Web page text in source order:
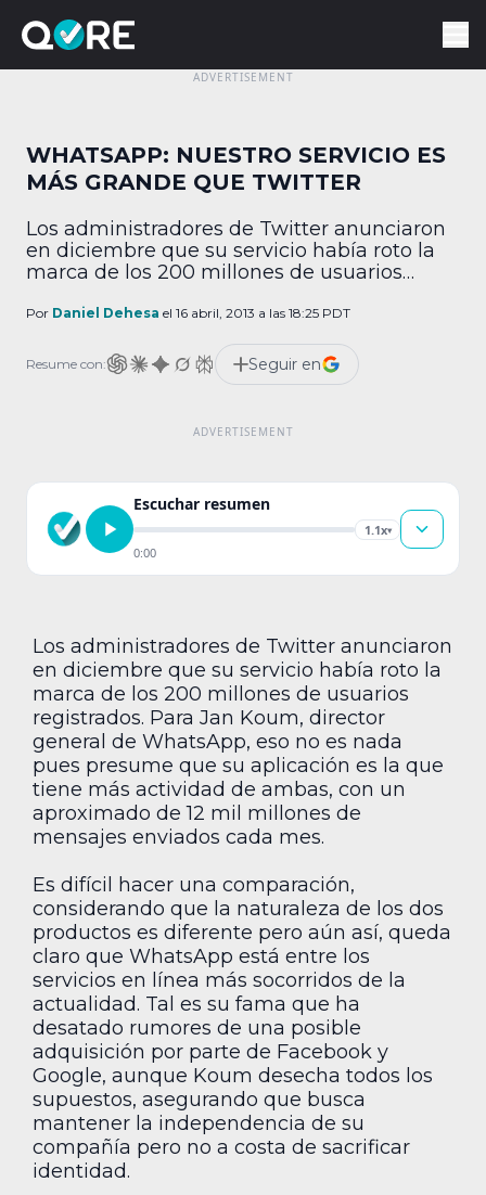
WHATSAPP: NUESTRO SERVICIO ES
MÁS GRANDE QUE TWITTER
Los administradores de Twitter anunciaron
en diciembre que su servicio había roto la
marca de los 200 millones de usuarios
de WhatsApp, eso no es nada pues
más actividad de ambas, con un
aproximado de 12 mil millones de mensajes
Por Daniel Dehesa el 16 abril, 2013 a las 18:25 PDT
Resume con: Seguir en
Escuchar resumen
1.1x▾
0:00
Los administradores de Twitter anunciaron
en diciembre que su servicio había roto la
marca de los 200 millones de usuarios
registrados. Para Jan Koum, director
general de WhatsApp, eso no es nada
pues presume que su aplicación es la que
tiene más actividad de ambas, con un
aproximado de 12 mil millones de
mensajes enviados cada mes.
Es difícil hacer una comparación,
considerando que la naturaleza de los dos
productos es diferente pero aún así, queda
claro que WhatsApp está entre los
servicios en línea más socorridos de la
actualidad. Tal es su fama que ha
desatado rumores de una posible
adquisición por parte de Facebook y
Google, aunque Koum desecha todos los
supuestos, asegurando que busca
mantener la independencia de su
compañía pero no a costa de sacrificar
identidad.